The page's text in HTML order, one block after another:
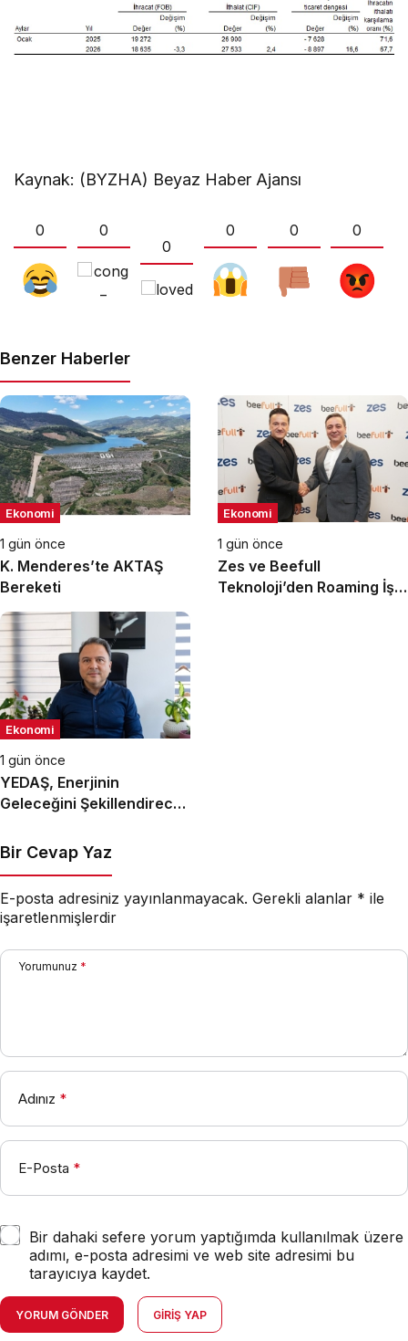
Kaynak: (BYZHA) Beyaz Haber Ajansı
0
0
0
0 0 0
Benzer Haberler
Ekonomi
1 gün önce
K. Menderes’te AKTAŞ
Bereketi
Ekonomi
1 gün önce
Zes ve Beefull
Teknoloji’den Roaming İş
Ekonomi
1 gün önce
YEDAŞ, Enerjinin
Geleceğini Şekillendirecek
Bir Cevap Yaz
E-posta adresiniz yayınlanmayacak. Gerekli alanlar * ile
işaretlenmişlerdir
Yorumunuz *
Adınız *
E-Posta *
Bir dahaki sefere yorum yaptığımda kullanılmak üzere
adımı, e-posta adresimi ve web site adresimi bu
tarayıcıya kaydet.
YORUM GÖNDER GIRIŞ YAP